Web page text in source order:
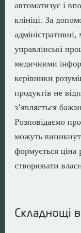
автоматизує і
клініці. За
управлінські
медичними
керівники
продуктів не
з’являється
Розповідаємо
можуть
формується ціна
створювати
Складнощі